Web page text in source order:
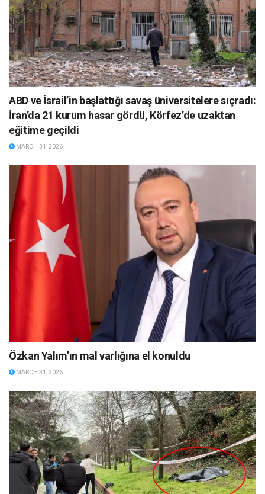
ABD ve İsrail’in başlattığı savaş üniversitelere sıçradı:
İran’da 21 kurum hasar gördü, Körfez’de uzaktan
eğitime geçildi
MARCH 31, 2026
Özkan Yalım’ın mal varlığına el konuldu
MARCH 31, 2026